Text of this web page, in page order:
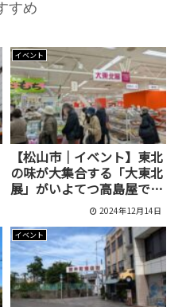
すめ
イベント
【松山市｜イベント】東北
の味が大集合する「大東北
展」がいよてつ高島屋で12
月10日から17日まで開催
2024年12月14日
イベント